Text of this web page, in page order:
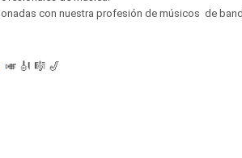
con nuestra profesión de músicos de
🎺 🎻 🎼 🎷